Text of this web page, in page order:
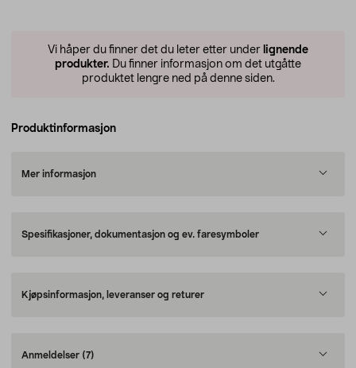
Vi håper du finner det du leter etter under lignende
produkter. Du finner informasjon om det utgåtte
produktet lengre ned på denne siden.
Produktinformasjon
Mer informasjon
Spesifikasjoner, dokumentasjon og ev. faresymboler
Kjøpsinformasjon, leveranser og returer
Anmeldelser (7)